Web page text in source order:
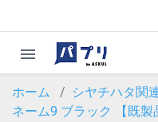
menu
ホーム シヤチハタ関
ネーム9 ブラック
【既